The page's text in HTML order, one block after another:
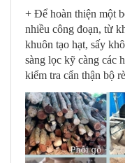
+ Để hoàn thiện một
nhiều công đoạn, từ
khuôn tạo hạt, sấy
sàng lọc kỹ càng các
kiểm tra cẩn thận bộ